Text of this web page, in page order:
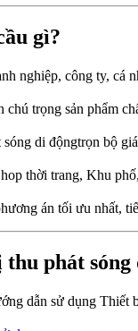
gì?
nghiệp, công ty,
trọng sản phẩm
di độngtrọn bộ
thời trang, Khu
án tối ưu nhất,
phát
dẫn sử dụng